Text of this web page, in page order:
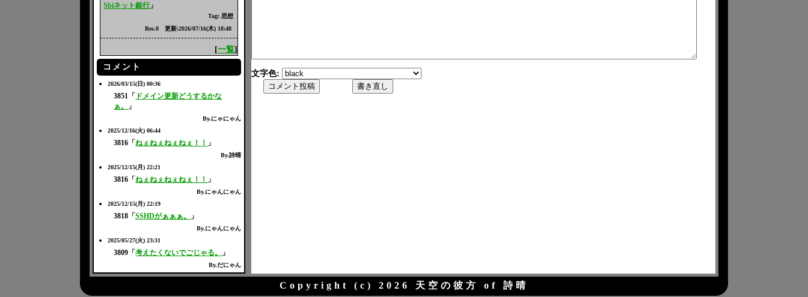
Sbiネット銀行」
Tag: 思想
Res.0 更新:2026/07/16(木) 18:48
[一覧]
コメント
2026/03/15(日) 00:36
3851「
ドメイン更新どうするかな
ぁ。
」
By.にゃにゃん
2025/12/16(火) 06:44
3816「ねぇねぇねぇねぇ！！ 」
By.詩晴
2025/12/15(月) 22:21
3816「ねぇねぇねぇねぇ！！ 」
By.にゃんにゃん
2025/12/15(月) 22:19
3818「SSHDがぁぁぁ。 」
By.にゃんにゃん
2025/05/27(火) 23:31
3809「考えたくないでごじゃる。 」
By.だにゃん
文字色:
Copyright (c) 2026 天空の彼方 of 詩晴